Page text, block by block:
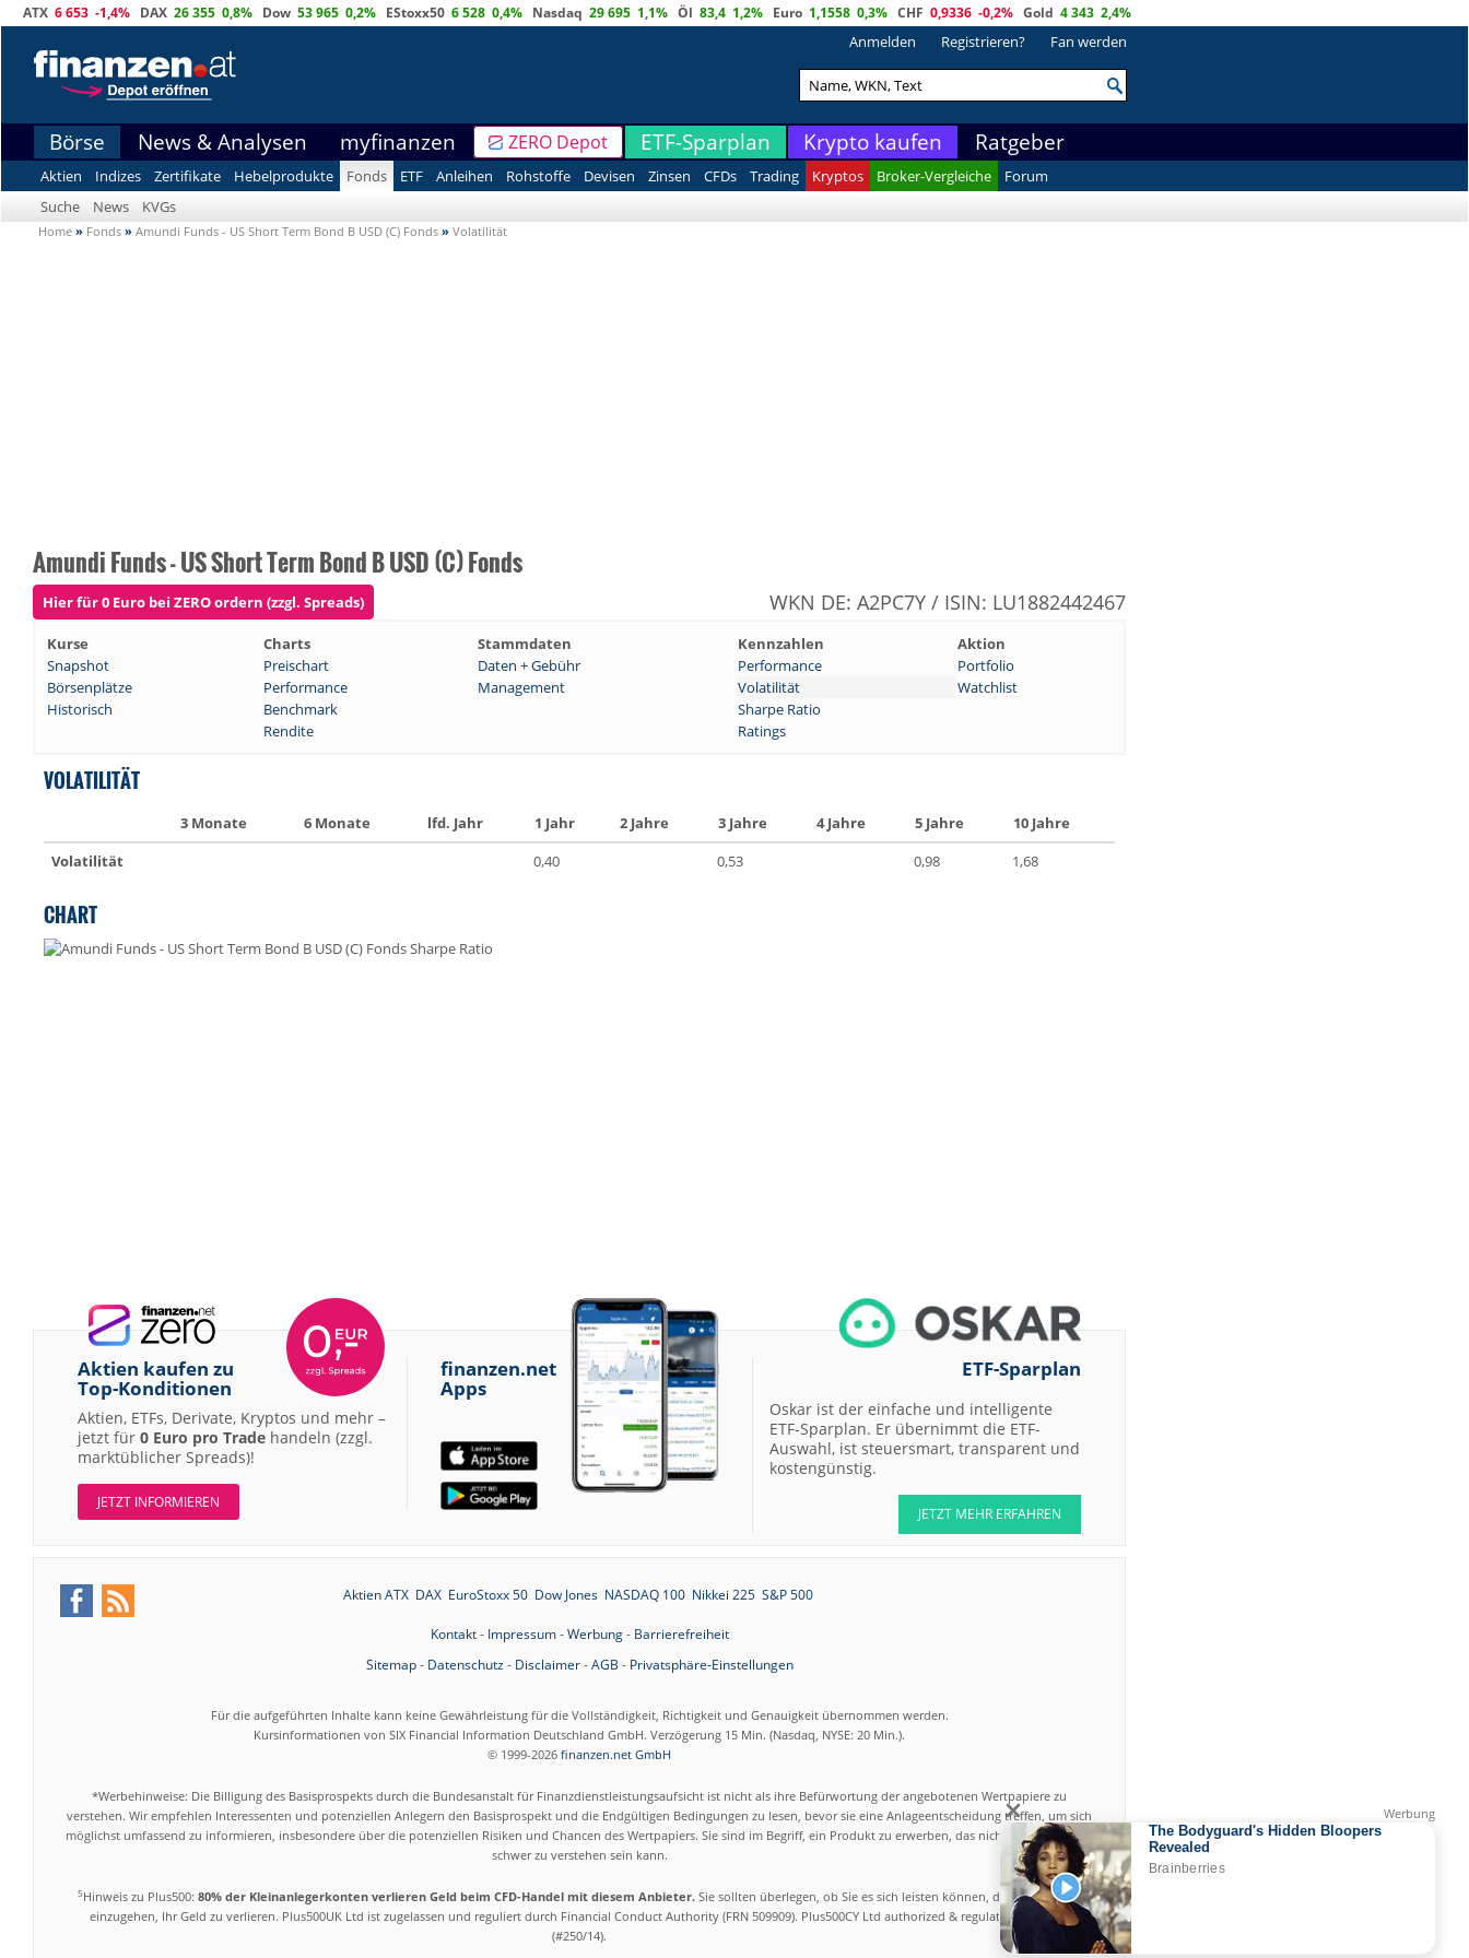
ATX 6 653 -1,4% DAX 26 355 0,8% Dow 53 965 0,2% EStoxx50 6 528 0,4% Nasdaq 29 695 1,1% Öl 83,4 1,2% Euro 1,1558 0,3% CHF 0,9336 -0,2% Gold 4 343 2,4%
Anmelden Registrieren? Fan werden
Börse News & Analysen myfinanzen ZERO Depot ETF-Sparplan Krypto kaufen Ratgeber
Aktien Indizes Zertifikate Hebelprodukte Fonds ETF Anleihen Rohstoffe Devisen Zinsen CFDs Trading Kryptos Broker-Vergleiche
Forum
Suche
News KVGs
Home » Fonds » Amundi Funds - US Short Term Bond B USD (C) Fonds » Volatilität
Amundi Funds - US Short Term Bond B USD (C) Fonds
Hier für 0 Euro bei ZERO ordern (zzgl. Spreads) WKN DE: A2PC7Y / ISIN: LU1882442467
Kurse Charts Stammdaten Kennzahlen
Aktion
Snapshot
Preischart Daten + Gebühr Performance
Portfolio
Börsenplätze
Performance Management Volatilität
Watchlist
Historisch
Benchmark
Sharpe Ratio
Rendite
Ratings
VOLATILITÄT
3 Monate 6 Monate lfd. Jahr 1 Jahr 2 Jahre 3 Jahre 4 Jahre 5 Jahre
10 Jahre
Volatilität
0,40 0,53 0,98 1,68
CHART
Aktien kaufen zu
Top-Konditionen
Aktien, ETFs, Derivate, Kryptos und mehr –
jetzt für 0 Euro pro Trade handeln (zzgl.
marktüblicher Spreads)!
JETZT INFORMIEREN
finanzen.net
Apps
ETF-Sparplan
Oskar ist der einfache und intelligente
ETF-Sparplan. Er übernimmt die ETF-
Auswahl, ist steuersmart, transparent und
kostengünstig.
JETZT MEHR ERFAHREN
Aktien ATX DAX EuroStoxx 50 Dow Jones NASDAQ 100 Nikkei 225 S&P 500
Kontakt- Impressum-Werbung- Barrierefreiheit
Sitemap- Datenschutz- Disclaimer-AGB - Privatsphäre-Einstellungen
Für die aufgeführten Inhalte kann keine Gewährleistung für die Vollständigkeit, Richtigkeit und Genauigkeit übernommen werden.
Kursinformationen von SIX Financial Information Deutschland GmbH. Verzögerung 15 Min. (Nasdaq, NYSE: 20 Min.).
© 1999-2026 finanzen.net GmbH
*Werbehinweise: Die Billigung des Basisprospekts durch die Bundesanstalt für Finanzdienstleistungsaufsicht ist nicht als ihre Befürwortung der angebotenen Wertpapiere zu
verstehen. Wir empfehlen Interessenten und potenziellen Anlegern den Basisprospekt und die Endgültigen Bedingungen zu lesen, bevor sie eine Anlageentscheidung treffen, um sich
möglichst umfassend zu informieren, insbesondere über die potenziellen Risiken und Chancen des Wertpapiers. Sie sind im Begriff, ein Produkt zu erwerben, das nicht einfach ist und
schwer zu verstehen sein kann.
5Hinweis zu Plus500: 80% der Kleinanlegerkonten verlieren Geld beim CFD-Handel mit diesem Anbieter.Sie sollten überlegen, ob Sie es sich leisten können, das hohe Risiko
einzugehen, Ihr Geld zu verlieren. Plus500UK Ltd ist zugelassen und reguliert durch Financial Conduct Authority (FRN 509909). Plus500CY Ltd authorized & regulated by CySEC
(#250/14).